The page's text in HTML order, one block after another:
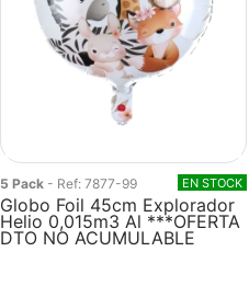
5 Pack - Ref: 7877-99 EN STOCK
Globo Foil 45cm Explorador
Helio 0,015m3 Al ***OFERTA
DTO NO ACUMULABLE